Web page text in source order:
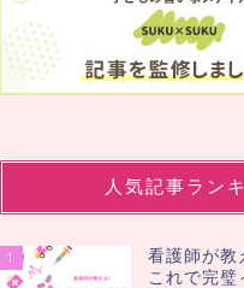
人気記事ラン
1
看護師が教
これで完璧